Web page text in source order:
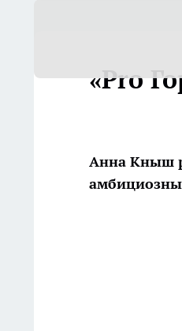
«Pro
Анна Кныш